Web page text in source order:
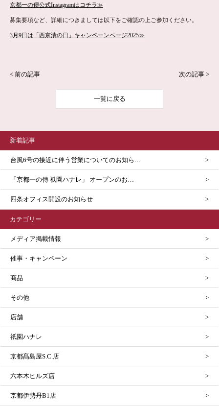
京都一の傳公式Instagramはコチラ≫
募集要項など、詳細につきましては以下をご確認の上ご参加ください。
3月9日は「西京漬の日」キャンペーンページ2025≫
< 前の記事
一覧に戻る
次の記事 >
新着記事
台風6号の接近に伴う営業についてのお知ら…
「京都一の傳 祇園ハナレ」 オープンのお…
四条オフィス開設のお知らせ
カテゴリー
メディア掲載情報
催事・キャンペーン
商品
その他
店舗
祇園ハナレ
京都髙島屋S.C.店
六本木ヒルズ店
京都伊勢丹B1店